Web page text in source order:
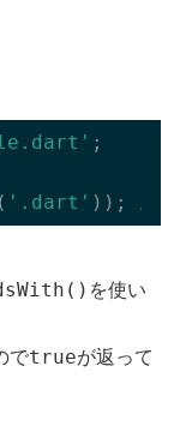
;
'.dart' )); //
を使い
でtrueが返って